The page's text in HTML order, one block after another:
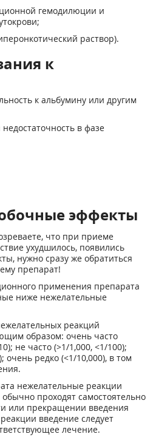
гемодилюции и
раствор).
к
к альбумину или другим
в фазе
эффекты
что при приеме
ухудшилось, появились
нужно сразу же обратиться
препарат!
применения препарата
ниже нежелательные
реакций
образом: очень часто
не часто (>1/1,000, <1/100);
очень редко (<1/10,000), в том
нежелательные реакции
проходят самостоятельно
или прекращении введения
введение следует
лечение.